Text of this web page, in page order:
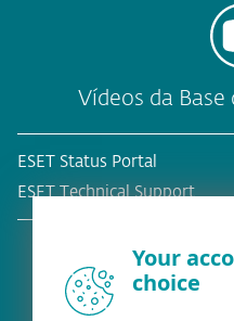
Vídeos da
ESET Status Portal
ESET Technical Support
Your
choice